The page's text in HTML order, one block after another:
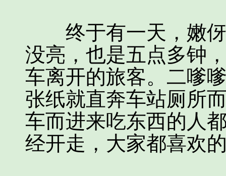
终于有一天，嫩伢
没亮，也是五点多钟
车离开的旅客。二嗲
张纸就直奔车站厕所
车而进来吃东西的人
经开走，大家都喜欢